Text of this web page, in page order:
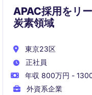
APAC採用をリ
炭素領域
東京23区
正社員
年収 800万円 -
外資系企業